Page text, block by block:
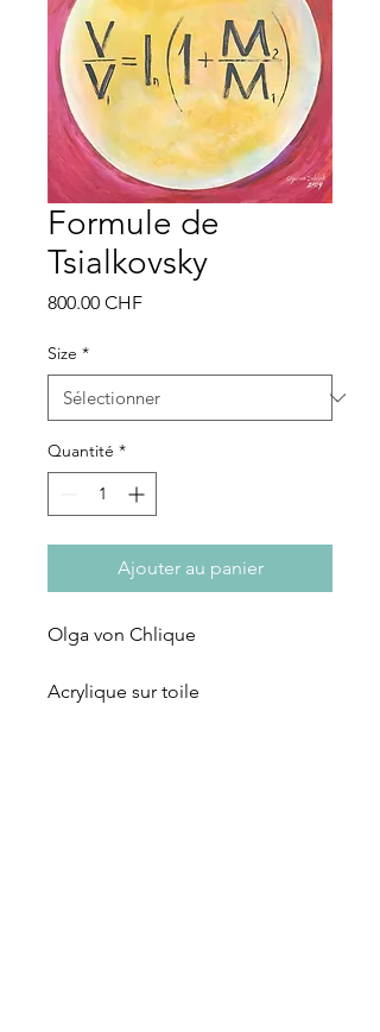
Formule de
Tsialkovsky
800.00 CHFPrix
Size *
Quantité *
Ajouter au panier
Olga von Chlique
Acrylique sur toile